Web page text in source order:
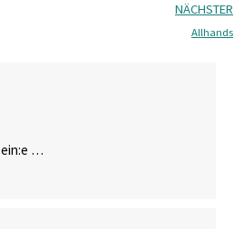
NÄCHSTER
Allhands
ein:e …